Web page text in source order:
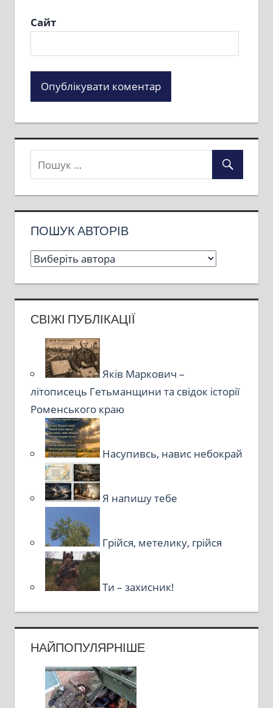
Сайт
ПОШУК АВТОРІВ
СВІЖІ ПУБЛІКАЦІЇ
Яків Маркович –
літописець Гетьманщини та свідок історії
Роменського краю
Насупивсь, навис небокрай
Я напишу тебе
Грійся, метелику, грійся
Ти – захисник!
НАЙПОПУЛЯРНІШЕ